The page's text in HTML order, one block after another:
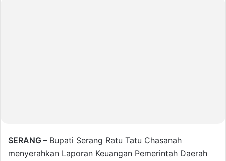
SERANG – Bupati Serang Ratu Tatu Chasanah
menyerahkan Laporan Keuangan Pemerintah Daerah